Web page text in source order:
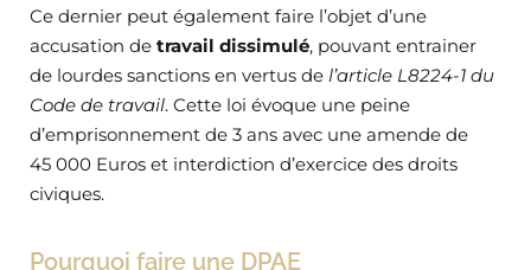
Ce dernier peut également faire l’objet d’une
accusation de travail dissimulé, pouvant entrainer
de lourdes sanctions en vertus de l’article L8224-1 du
Code de travail. Cette loi évoque une peine
d’emprisonnement de 3 ans avec une amende de
45 000 Euros et interdiction d’exercice des droits
civiques.
Pourquoi faire une DPAE